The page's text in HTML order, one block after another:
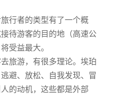
行者的类型有了一个概
待游客的目的地（高速公
受益最大。
旅游，有很多理论。埃珀
避、放松、自我发现、冒
的动机，这些都是外部